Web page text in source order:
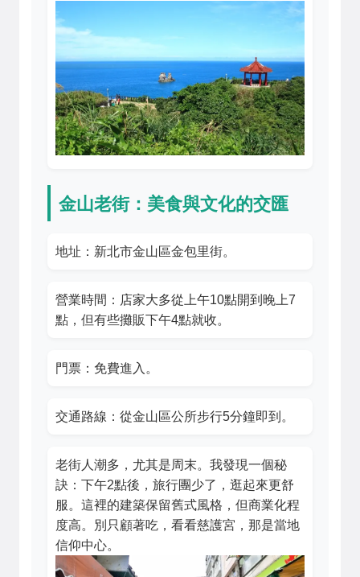
金山老街：美食與文化的交匯
地址：新北市金山區金包里街。
營業時間：店家大多從上午10點開到晚上7
點，但有些攤販下午4點就收。
門票：免費進入。
交通路線：從金山區公所步行5分鐘即到。
老街人潮多，尤其是周末。我發現一個秘
訣：下午2點後，旅行團少了，逛起來更舒
服。這裡的建築保留舊式風格，但商業化程
度高。別只顧著吃，看看慈護宮，那是當地
信仰中心。